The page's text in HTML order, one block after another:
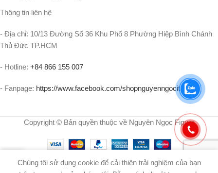
Thông tin liên hệ
- Địa chỉ: 10/13 Đường Số 36 Khu Phố 8 Phường Hiệp Bình Chánh
Thủ Đức TP.HCM
- Hotline: +84 866 155 007
- Fanpage: https://www.facebook.com/shopnguyenngocit
Copyright © Bản quyền thuộc về Nguyên Ngọc Figure
Chúng tôi sử dụng cookie để cải thiện trải nghiệm của bạn